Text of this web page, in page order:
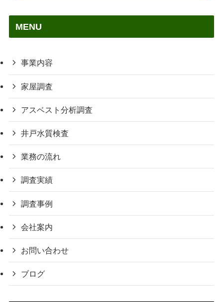
MENU
事業内容
家屋調査
アスベスト分析調査
井戸水質検査
業務の流れ
調査実績
調査事例
会社案内
お問い合わせ
ブログ